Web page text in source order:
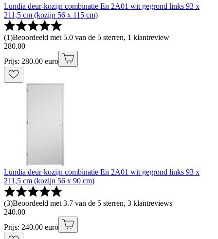
Lundia deur-kozijn combinatie En 2A01 wit gegrond links 93 x
211,5 cm (kozijn 56 x 115 cm)
(1)Beoordeeld met 5.0 van de 5 sterren, 1 klantreview
280.00
Prijs: 280.00 euro
Lundia deur-kozijn combinatie En 2A01 wit gegrond links 93 x
211,5 cm (kozijn 56 x 90 cm)
(3)Beoordeeld met 3.7 van de 5 sterren, 3 klantreviews
240.00
Prijs: 240.00 euro